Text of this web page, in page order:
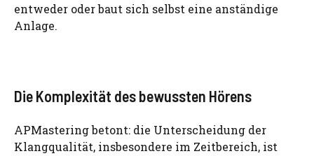
entweder oder baut sich selbst eine anständige
Anlage.
Die Komplexität des bewussten Hörens
APMastering betont: die Unterscheidung der
Klangqualität, insbesondere im Zeitbereich, ist